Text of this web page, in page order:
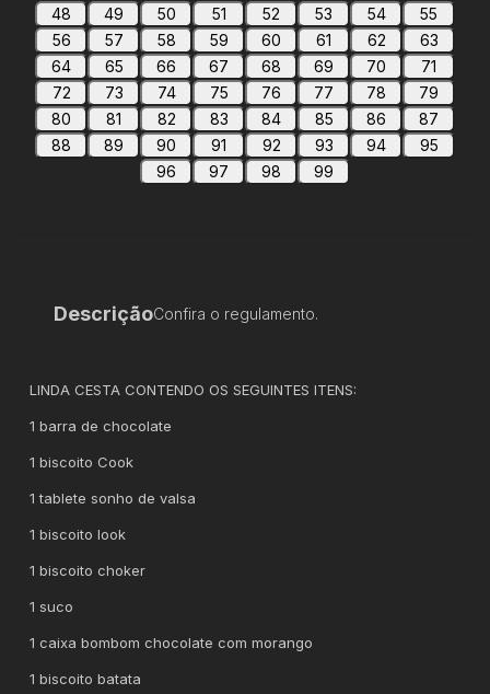
48
49 50 51 52 53 54
55
56
57 58 59 60 61 62
63
64
65 66 67 68 69 70
71
72
73 74 75 76 77 78
79
80
81 82 83 84 85 86
87
88
89 90 91 92 93 94
95
96
97 98 99
DescriçãoConfira o regulamento.
LINDA CESTA CONTENDO OS SEGUINTES ITENS:
1 barra de chocolate
1 biscoito Cook
1 tablete sonho de valsa
1 biscoito look
1 biscoito choker
1 suco
1 caixa bombom chocolate com morango
1 biscoito batata